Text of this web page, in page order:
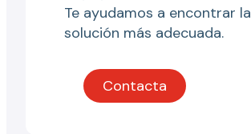
Te ayudamos a encontrar la
solución más adecuada.
Contacta